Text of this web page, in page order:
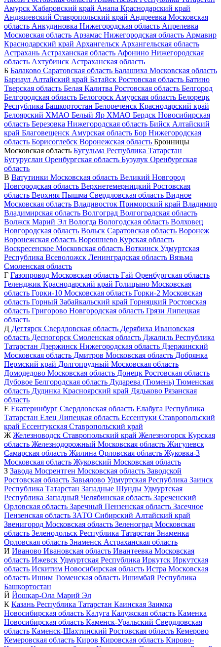
Амурск Хабаровский край Анапа Краснодарский край
Анджиевский Ставропольский край Андреевка Московская
область Анкудиновка Нижегородская область Апрелевка
Московская область Арзамас Нижегородская область Армавир
Краснодарский край Архангельск Архангельская область
Астрахань Астраханская область Афонино Нижегородская
область Ахтубинск Астраханская область
Б Балаково Саратовская область Балашиха Московская область
Барнаул Алтайский край Батайск Ростовская область Батино
Тверская область Белая Калитва Ростовская область Белгород
Белгородская область Белогорск Амурская область Белорецк
Республика Башкортостан Белореченск Краснодарский край
Белоярский ХМАО Белый Яр ХМАО Бердск Новосибирская
область Березовка Нижегородская область Бийск Алтайский
край Благовещенск Амурская область Бор Нижегородская
область Борисоглебск Воронежская область Бронницы
Московская область Бугульма Республика Татарстан
Бугуруслан Оренбургская область Бузулук Оренбургская
область
В Ватутинки Московская область Великий Новгород
Новгородская область Верхнетемерницкий Ростовская
область Верхняя Пышма Свердловская область Видное
Московская область Владивосток Приморский край Владимир
Владимирская область Волгоград Волгоградская область
Волжск Марий Эл Вологда Вологодская область Волховец
Новгородская область Вольск Саратовская область Воронеж
Воронежская область Ворошнево Курская область
Воскресенское Московская область Воткинск Удмуртская
Республика Всеволожск Ленинградская область Вязьма
Смоленская область
Г Газопровод Московская область Гай Оренбургская область
Геленджик Краснодарский край Голицыно Московская
область Горки-10 Московская область Горки-2 Московская
область Горный Забайкальский край Горняцкий Ростовская
область Григорово Новгородская область Грязи Липецкая
область
Д Дегтярск Свердловская область Дерябиха Ивановская
область Десногорск Смоленская область Джалиль Республика
Татарстан Дзержинск Нижегородская область Дзержинский
Московская область Дмитров Московская область Добрянка
Пермский край Долгопрудный Московская область
Домодедово Московская область Донецк Ростовская область
Дубовое Белгородская область Дударева (Тюмень) Тюменская
область Дудинка Красноярский край Дядьково Рязанская
область
Е Екатеринбург Свердловская область Елабуга Республика
Татарстан Елец Липецкая область Ессентуки Ставропольский
край Ессентукская Ставропольский край
Ж Железноводск Ставропольский край Железногорск Курская
область Железнодорожный Московская область Жигулевск
Самарская область Жилина Орловская область Жуковка-3
Московская область Жуковский Московская область
З Завода Мосрентген Московская область Заводской
Ростовская область Завьялово Удмуртская Республика Заинск
Республика Татарстан Западные Шунды Удмуртская
Республика Западный Челябинская область Зареченский
Орловская область Заречный Пензенская область Засечное
Пензенская область ЗАТО Сибирский Алтайский край
Звенигород Московская область Зеленоград Московская
область Зеленодольск Республика Татарстан Знаменка
Орловская область Знаменск Астраханская область
И Иваново Ивановская область Ивантеевка Московская
область Ижевск Удмуртская Республика Иркутск Иркутская
область Искитим Новосибирская область Истра Московская
область Ишим Тюменская область Ишимбай Республика
Башкортостан
Й Йошкар-Ола Марий Эл
К Казань Республика Татарстан Каинская Заимка
Новосибирская область Калуга Калужская область Каменка
Новосибирская область Каменск-Уральский Свердловская
область Каменск-Шахтинский Ростовская область Кемерово
Кемеровская область Киров Кировская область Кирово-